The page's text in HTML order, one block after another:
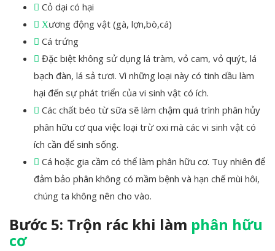
Cỏ dại có hại
Xương động vật (gà, lợn,bò,cá)
Cá trứng
Đặc biệt không sử dụng lá tràm, vỏ cam, vỏ quýt, lá
bạch đàn, lá sả tươi. Vì những loại này có tinh dầu làm
hại đến sự phát triển của vi sinh vật có ích.
Các chất béo từ sữa sẽ làm chậm quá trình phân hủy
phân hữu cơ qua việc loại trừ oxi mà các vi sinh vật có
ích cần để sinh sống.
Cá hoặc gia cầm có thể làm phân hữu cơ. Tuy nhiên để
đảm bảo phân không có mầm bệnh và hạn chế mùi hôi,
chúng ta không nên cho vào.
Bước 5: Trộn rác khi làm phân hữu
cơ